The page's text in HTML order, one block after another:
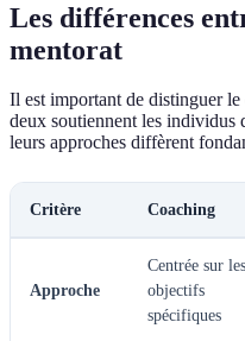
Les différences
mentorat
Il est important de distinguer le
deux soutiennent les individus
leurs approches diffèrent
Critère Coaching
Approche
Centrée sur les
objectifs
spécifiques